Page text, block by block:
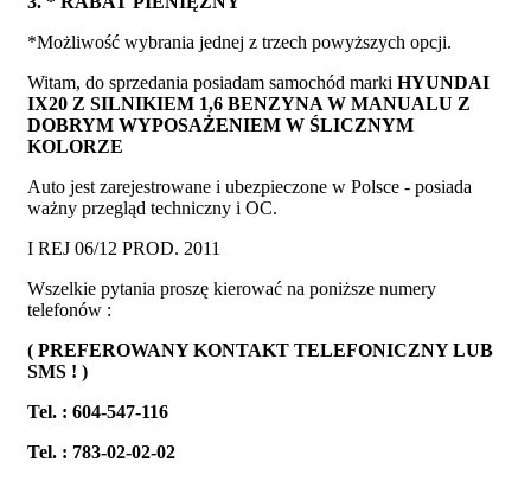
*Możliwość wybrania jednej z trzech powyższych opcji.
Witam, do sprzedania posiadam samochód marki HYUNDAI
IX20 Z SILNIKIEM 1,6 BENZYNA W MANUALU Z
DOBRYM WYPOSAŻENIEM W ŚLICZNYM
KOLORZE
Auto jest zarejestrowane i ubezpieczone w Polsce - posiada
ważny przegląd techniczny i OC.
I REJ 06/12 PROD. 2011
Wszelkie pytania proszę kierować na poniższe numery
telefonów :
( PREFEROWANY KONTAKT TELEFONICZNY LUB
SMS ! )
Tel. : 604-547-116
Tel. : 783-02-02-02